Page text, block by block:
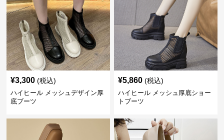
¥3,300 (税込)
ハイヒール メッシュデザイン厚
底ブーツ
¥5,860 (税込)
ハイヒール メッシュ厚底ショー
トブーツ